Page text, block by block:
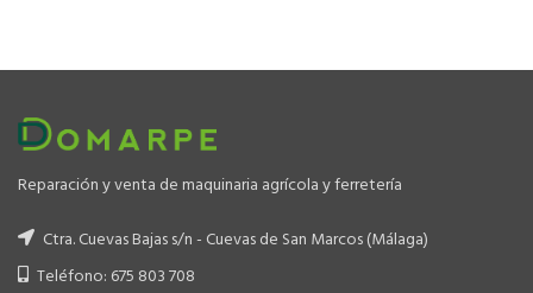
Reparación y venta de maquinaria agrícola y ferretería
Ctra. Cuevas Bajas s/n - Cuevas de San Marcos (Málaga)
Teléfono: 675 803 708